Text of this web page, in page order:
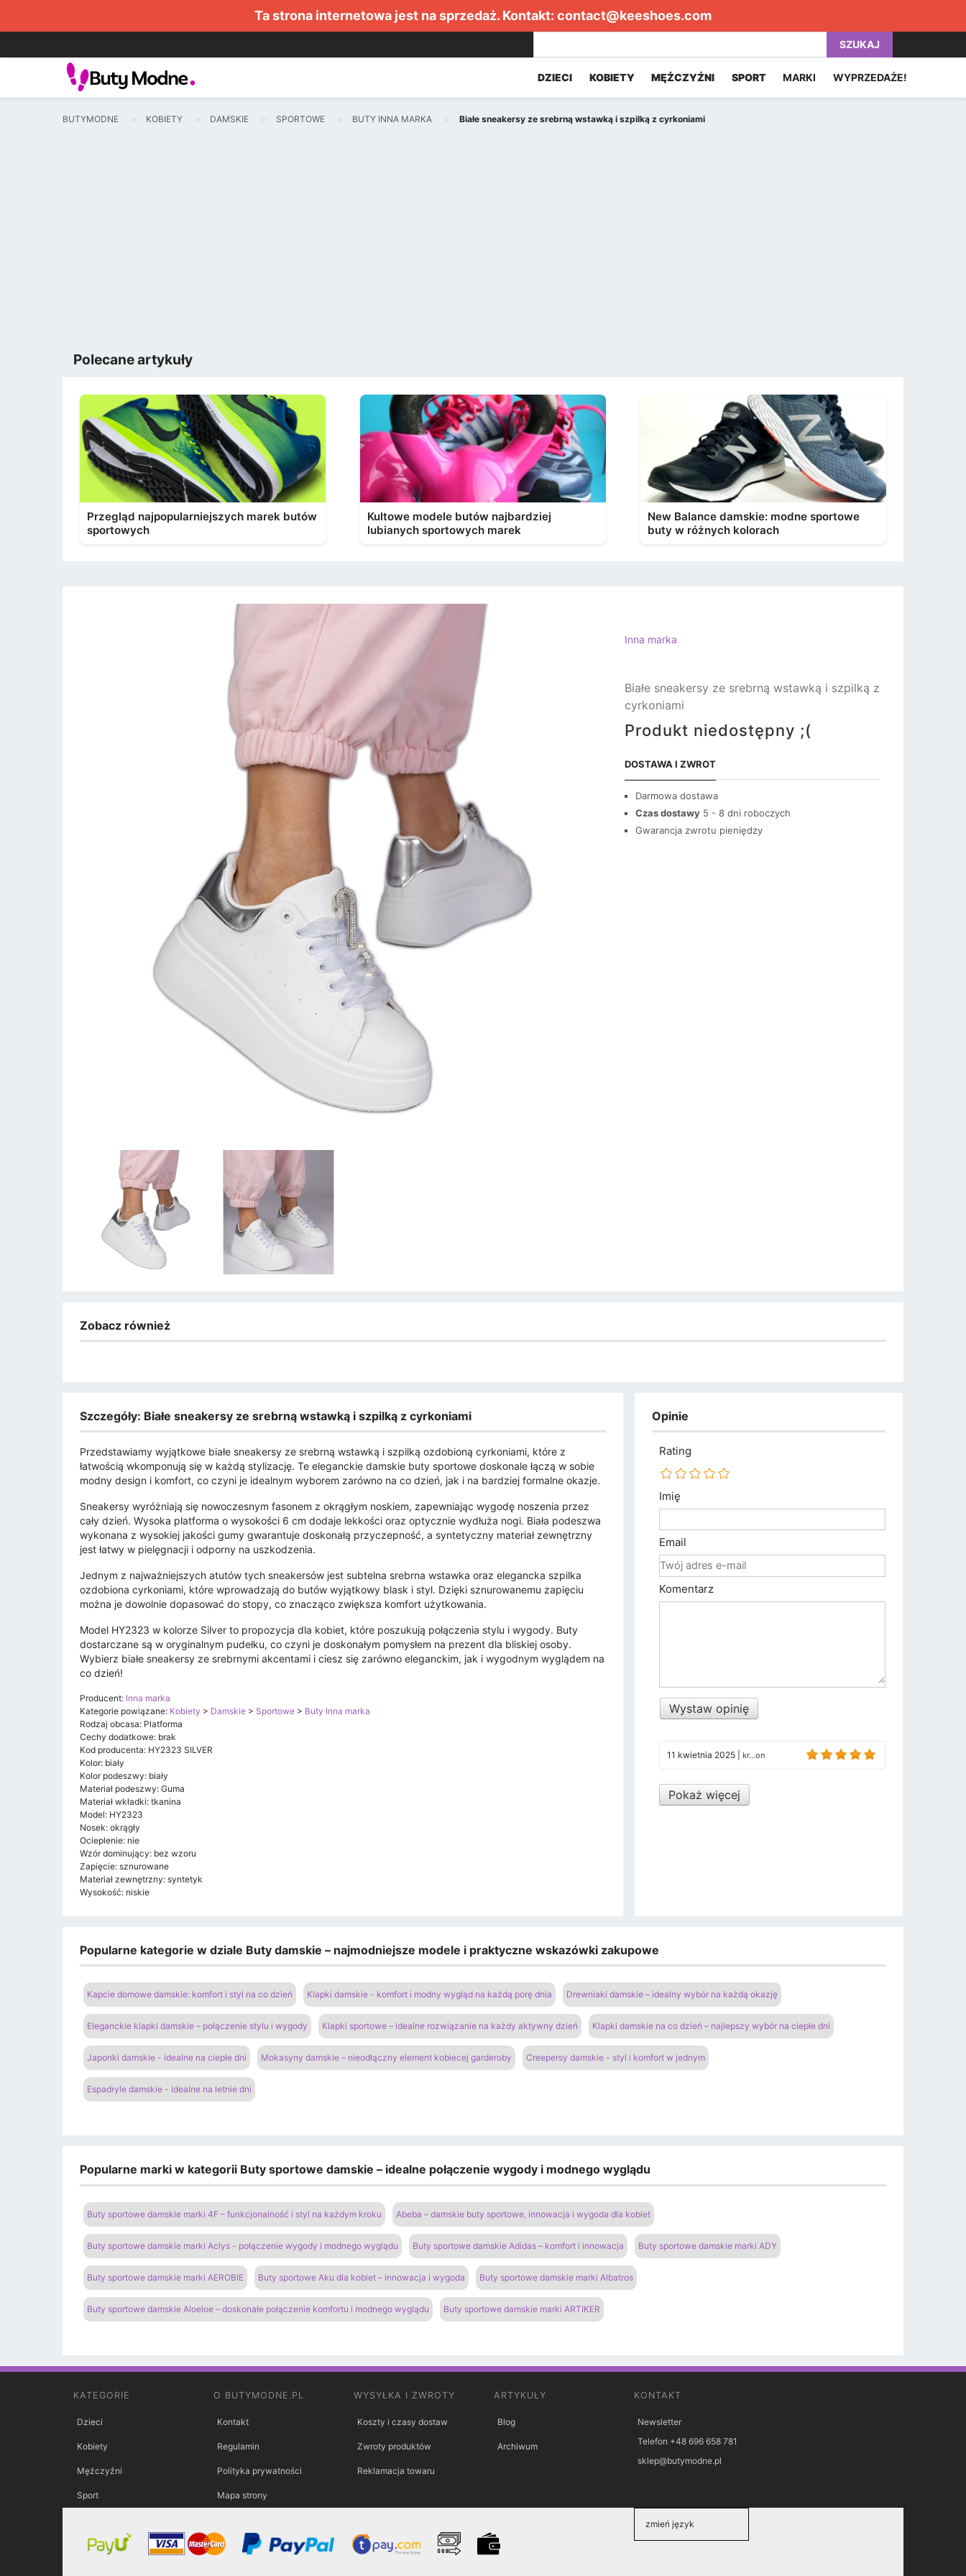
Ta strona internetowa jest na sprzedaż. Kontakt: contact@keeshoes.com
SZUKAJ
DZIECI KOBIETY MĘŻCZYŹNI SPORT MARKI WYPRZEDAŻE!
BUTYMODNE KOBIETY DAMSKIE SPORTOWE BUTY INNA MARKA Białe sneakersy ze srebrną wstawką i szpilką z cyrkoniami
Polecane artykuły
Przegląd najpopularniejszych marek butów
sportowych
Kultowe modele butów najbardziej
lubianych sportowych marek
New Balance damskie: modne sportowe
buty w różnych kolorach
Inna marka
Białe sneakersy ze srebrną wstawką i szpilką z
cyrkoniami
Produkt niedostępny ;(
DOSTAWA I ZWROT
Darmowa dostawa
Czas dostawy 5 - 8 dni roboczych
Gwarancja zwrotu pieniędzy
Zobacz również
Szczegóły: Białe sneakersy ze srebrną wstawką i szpilką z cyrkoniami
Przedstawiamy wyjątkowe białe sneakersy ze srebrną wstawką i szpilką ozdobioną cyrkoniami, które z
łatwością wkomponują się w każdą stylizację. Te eleganckie damskie buty sportowe doskonale łączą w sobie
modny design i komfort, co czyni je idealnym wyborem zarówno na co dzień, jak i na bardziej formalne okazje.
Sneakersy wyróżniają się nowoczesnym fasonem z okrągłym noskiem, zapewniając wygodę noszenia przez
cały dzień. Wysoka platforma o wysokości 6 cm dodaje lekkości oraz optycznie wydłuża nogi. Biała podeszwa
wykonana z wysokiej jakości gumy gwarantuje doskonałą przyczepność, a syntetyczny materiał zewnętrzny
jest łatwy w pielęgnacji i odporny na uszkodzenia.
Jednym z najważniejszych atutów tych sneakersów jest subtelna srebrna wstawka oraz elegancka szpilka
ozdobiona cyrkoniami, które wprowadzają do butów wyjątkowy blask i styl. Dzięki sznurowanemu zapięciu
można je dowolnie dopasować do stopy, co znacząco zwiększa komfort użytkowania.
Model HY2323 w kolorze Silver to propozycja dla kobiet, które poszukują połączenia stylu i wygody. Buty
dostarczane są w oryginalnym pudełku, co czyni je doskonałym pomysłem na prezent dla bliskiej osoby.
Wybierz białe sneakersy ze srebrnymi akcentami i ciesz się zarówno eleganckim, jak i wygodnym wyglądem na
co dzień!
Producent: Inna marka
Kategorie powiązane: Kobiety > Damskie > Sportowe > Buty Inna marka
Rodzaj obcasa: Platforma
Cechy dodatkowe: brak
Kod producenta: HY2323 SILVER
Kolor: biały
Kolor podeszwy: biały
Materiał podeszwy: Guma
Materiał wkładki: tkanina
Model: HY2323
Nosek: okrągły
Ocieplenie: nie
Wzór dominujący: bez wzoru
Zapięcie: sznurowane
Materiał zewnętrzny: syntetyk
Wysokość: niskie
Opinie
Rating
Imię
Email
Komentarz
Wystaw opinię
11 kwietnia 2025 kr...on
Pokaż więcej
Popularne kategorie w dziale Buty damskie – najmodniejsze modele i praktyczne wskazówki zakupowe
Kapcie domowe damskie: komfort i styl na co dzień Klapki damskie - komfort i modny wygląd na każdą porę dnia Drewniaki damskie – idealny wybór na każdą okazję
Eleganckie klapki damskie – połączenie stylu i wygody Klapki sportowe – idealne rozwiązanie na każdy aktywny dzień Klapki damskie na co dzień – najlepszy wybór na ciepłe dni
Japonki damskie - idealne na ciepłe dni Mokasyny damskie – nieodłączny element kobiecej garderoby Creepersy damskie - styl i komfort w jednym
Espadryle damskie - idealne na letnie dni
Popularne marki w kategorii Buty sportowe damskie – idealne połączenie wygody i modnego wyglądu
Buty sportowe damskie marki 4F – funkcjonalność i styl na każdym kroku Abeba – damskie buty sportowe, innowacja i wygoda dla kobiet
Buty sportowe damskie marki Aclys - połączenie wygody i modnego wyglądu Buty sportowe damskie Adidas – komfort i innowacja Buty sportowe damskie marki ADY
Buty sportowe damskie marki AEROBIE Buty sportowe Aku dla kobiet – innowacja i wygoda Buty sportowe damskie marki Albatros
Buty sportowe damskie Aloeloe – doskonałe połączenie komfortu i modnego wyglądu Buty sportowe damskie marki ARTIKER
KATEGORIE
Dzieci
Kobiety
Mężczyźni
Sport
O BUTYMODNE.PL
Kontakt
Regulamin
Polityka prywatności
Mapa strony
WYSYŁKA I ZWROTY
Koszty i czasy dostaw
Zwroty produktów
Reklamacja towaru
ARTYKUŁY
Blog
Archiwum
KONTAKT
Newsletter
Telefon +48 696 658 781
sklep@butymodne.pl
zmień język